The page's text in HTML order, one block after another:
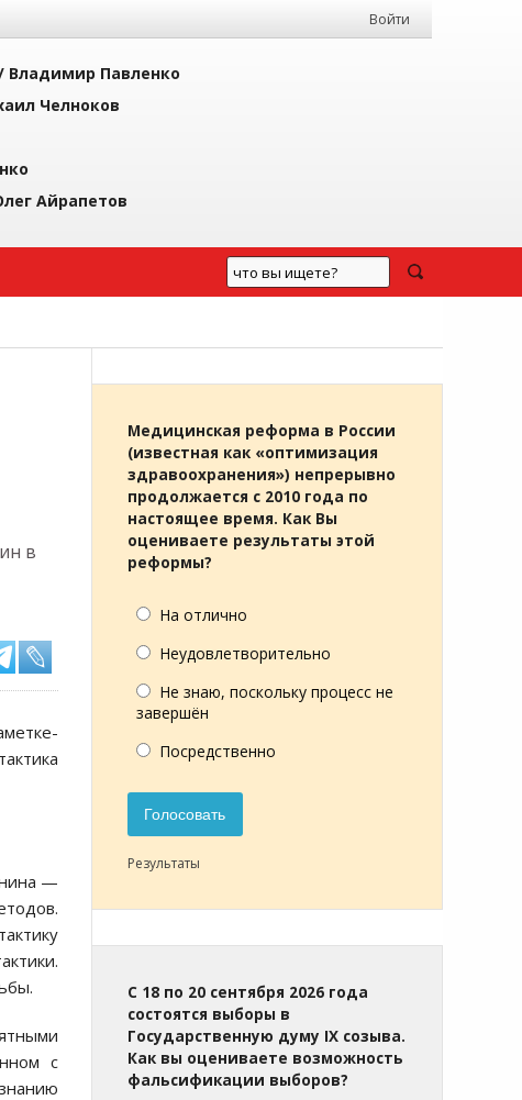
Войти
Владимир Павленко
Челноков
Айрапетов
в
—
с
Медицинская реформа в России
(известная как «оптимизация
здравоохранения») непрерывно
продолжается с 2010 года по
настоящее время. Как Вы
оцениваете результаты этой
реформы?
На отлично
Неудовлетворительно
Не знаю, поскольку процесс не
завершён
Посредственно
Голосовать
Результаты
С 18 по 20 сентября 2026 года
состоятся выборы в
Государственную думу IX созыва.
Как вы оцениваете возможность
фальсификации выборов?